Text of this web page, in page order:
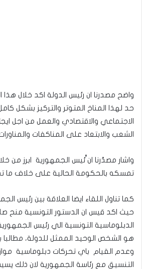
واضح مصدرنا ان رئيس الدولة اكد خلال
حد لهذا المناخ المتوتر والتركيز بشكل
الاجتماعي والاقتصادي والعمل من اجل
الشعب والابتعاد على المناكفات
واشار مصدّرنا ان ٍّئيس الجمهورية ابرز من
تمسكه بالحكومة الحالية على خلاف ما تم
كما تناول اللقاء ايضا العلاقة بين رئيس
حيث اكد قيس ان الدستور التونسية منح
الدبلوماسية التونسية الي رئيس
هو الشخص الوحيد الممثل للدولة، مطالبا
وعدم القيام باي تحركات دبلوماسية
التنسيق مع رئاسة الجمهورية لان ذلك